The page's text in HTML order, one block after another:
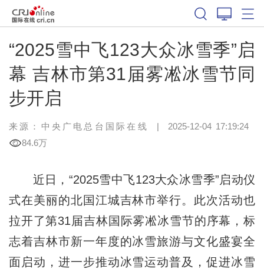
“2025雪中飞123大众冰雪季”启
幕 吉林市第31届雾凇冰雪节同
步开启
来源：中央广电总台国际在线 | 2025-12-04 17:19:24
84.6万
近日，“2025雪中飞123大众冰雪季”启动仪
式在美丽的北国江城吉林市举行。此次活动也
拉开了第31届吉林国际雾凇冰雪节的序幕，标
志着吉林市新一年度的冰雪旅游与文化盛宴全
面启动，进一步推动冰雪运动普及，促进冰雪